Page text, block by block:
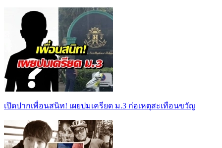
เปิดปากเพื่อนสนิท! เผยปมเครียด ม.3 ก่อเหตุสะเทือนขวัญ